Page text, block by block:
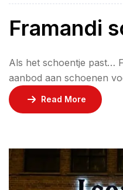
Framandi
Als het schoentje past…
aanbod aan schoenen
heren. Kleine
opgemeten en ook bij het
Sportschoenen,
(wandel)schoenen,
Read More